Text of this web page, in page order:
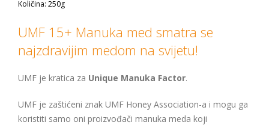
Količina: 250g
UMF 15+ Manuka med smatra se
najzdravijim medom na svijetu!
UMF je kratica za Unique Manuka Factor.
UMF je zaštićeni znak UMF Honey Association-a i mogu ga
koristiti samo oni proizvođači manuka meda koji